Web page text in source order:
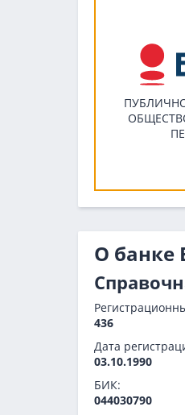
О банке
436
Дата
03.10.1990
БИК:
044030790